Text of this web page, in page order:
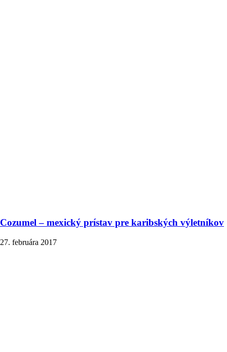
Cozumel – mexický prístav pre karibských výletníkov
27. februára 2017